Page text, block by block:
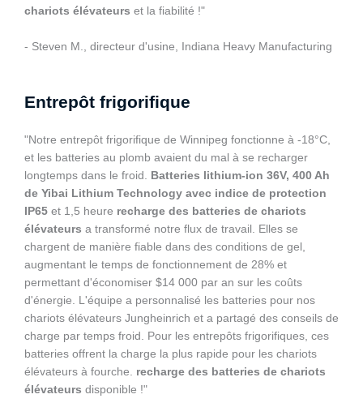
chariots élévateurs et la fiabilité !"
- Steven M., directeur d'usine, Indiana Heavy Manufacturing
Entrepôt frigorifique
"Notre entrepôt frigorifique de Winnipeg fonctionne à -18°C,
et les batteries au plomb avaient du mal à se recharger
longtemps dans le froid. Batteries lithium-ion 36V, 400 Ah
de Yibai Lithium Technology avec indice de protection
IP65 et 1,5 heure recharge des batteries de chariots
élévateurs a transformé notre flux de travail. Elles se
chargent de manière fiable dans des conditions de gel,
augmentant le temps de fonctionnement de 28% et
permettant d'économiser $14 000 par an sur les coûts
d'énergie. L'équipe a personnalisé les batteries pour nos
chariots élévateurs Jungheinrich et a partagé des conseils de
charge par temps froid. Pour les entrepôts frigorifiques, ces
batteries offrent la charge la plus rapide pour les chariots
élévateurs à fourche. recharge des batteries de chariots
élévateurs disponible !"